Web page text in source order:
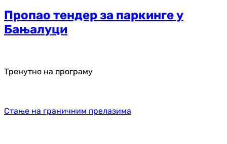
Пропао тендер за паркинге у
Бањалуци
Тренутно на програму
Стање на граничним прелазима